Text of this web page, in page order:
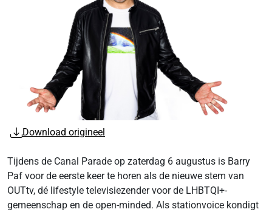
Download origineel
Tijdens de Canal Parade op zaterdag 6 augustus is Barry
Paf voor de eerste keer te horen als de nieuwe stem van
OUTtv, dé lifestyle televisiezender voor de LHBTQI+-
gemeenschap en de open-minded. Als stationvoice kondigt